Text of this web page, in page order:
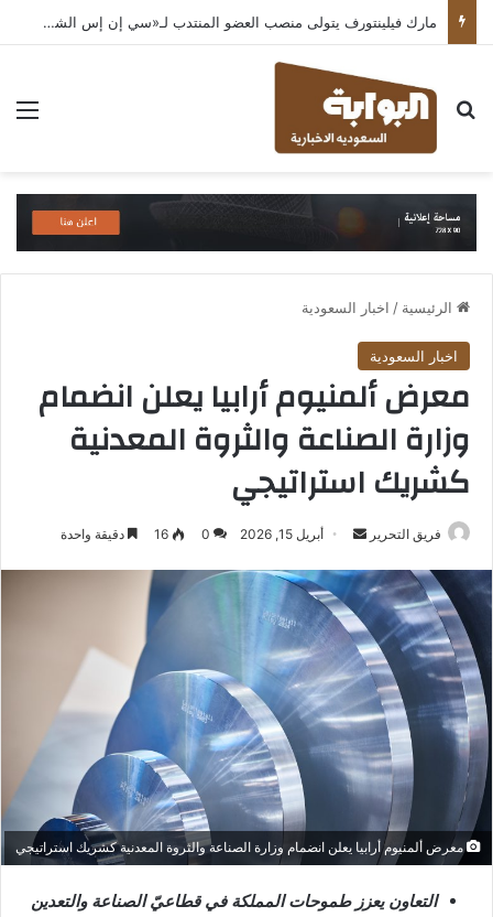
مارك فيلينتورف يتولى منصب العضو المنتدب لـ«سي إن إس الشرق الأوسط» ويشرف على شركات قطاع التكنولوجيا ضمن مجموعة غباش
بحث عن
الرئيسية / اخبار السعودية
اخبار السعودية
معرض ألمنيوم أرابيا يعلن انضمام
وزارة الصناعة والثروة المعدنية
كشريك استراتيجي
فريق التحرير
أرسل
إلكترونيا
أبريل 15, 2026 0
16 دقيقة واحدة
معرض ألمنيوم أرابيا يعلن انضمام وزارة الصناعة والثروة المعدنية كشريك استراتيجي
التعاون يعزز طموحات المملكة في قطاعيّ الصناعة والتعدين